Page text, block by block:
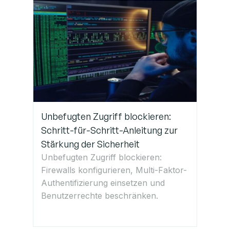
Unbefugten Zugriff blockieren:
Schritt-für-Schritt-Anleitung zur
Stärkung der Sicherheit
Unbefugten Zugriff blockieren:
Firewalls konfigurieren, Multi-Faktor-
Authentifizierung einsetzen und
Benutzerrechte beschränken.